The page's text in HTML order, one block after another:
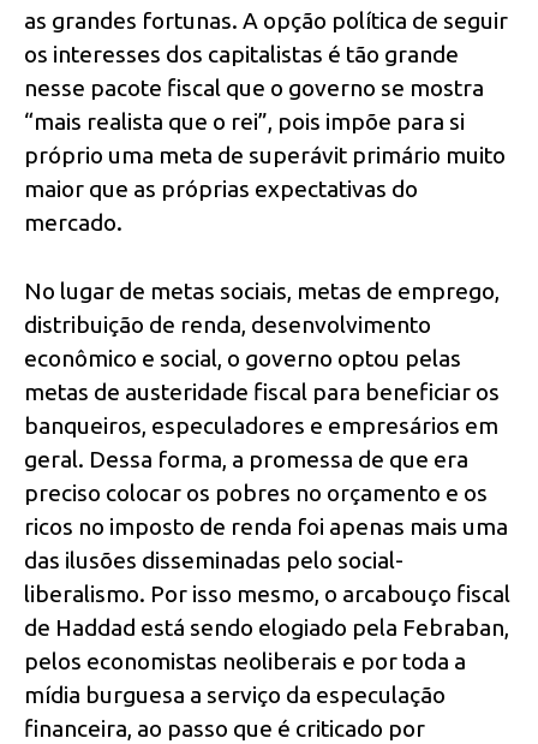
as grandes fortunas. A opção política de seguir
os interesses dos capitalistas é tão grande
nesse pacote fiscal que o governo se mostra
“mais realista que o rei”, pois impõe para si
próprio uma meta de superávit primário muito
maior que as próprias expectativas do
mercado.
No lugar de metas sociais, metas de emprego,
distribuição de renda, desenvolvimento
econômico e social, o governo optou pelas
metas de austeridade fiscal para beneficiar os
banqueiros, especuladores e empresários em
geral. Dessa forma, a promessa de que era
preciso colocar os pobres no orçamento e os
ricos no imposto de renda foi apenas mais uma
das ilusões disseminadas pelo social-
liberalismo. Por isso mesmo, o arcabouço fiscal
de Haddad está sendo elogiado pela Febraban,
pelos economistas neoliberais e por toda a
mídia burguesa a serviço da especulação
financeira, ao passo que é criticado por